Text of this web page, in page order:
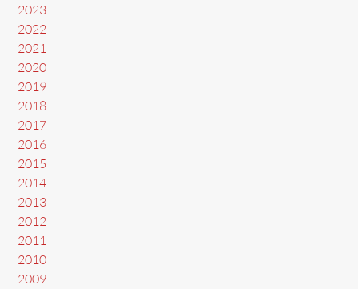
2023
2022
2021
2020
2019
2018
2017
2016
2015
2014
2013
2012
2011
2010
2009